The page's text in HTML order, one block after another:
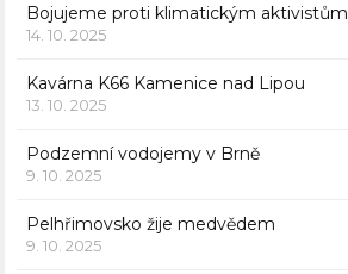
Bojujeme proti klimatickým aktivistům
14. 10. 2025
Kavárna K66 Kamenice nad Lipou
13. 10. 2025
Podzemní vodojemy v Brně
9. 10. 2025
Pelhřimovsko žije medvědem
9. 10. 2025